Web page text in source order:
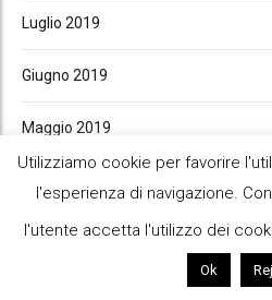
Luglio 2019
Giugno 2019
Maggio 2019
Marzo 2019
Utilizziamo cookie per favorire
l'esperienza di navigazione.
l'utente accetta l'utilizzo dei
Ok